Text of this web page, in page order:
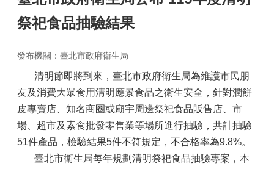
祭祀食品抽驗結果
發布機關：臺北市政府衛生局
清明節即將到來，臺北市政府衛生局為維護市民朋
友及消費大眾食用清明應景食品之衛生安全，針對潤餅
皮專賣店、知名商圈或廟宇周邊祭祀食品販售店、市
場、超市及素食批發零售業等場所進行抽驗，共計抽驗
51件產品，檢驗結果5件不符規定，不合格率為9.8%。
臺北市衛生局每年規劃清明祭祀食品抽驗專案，本